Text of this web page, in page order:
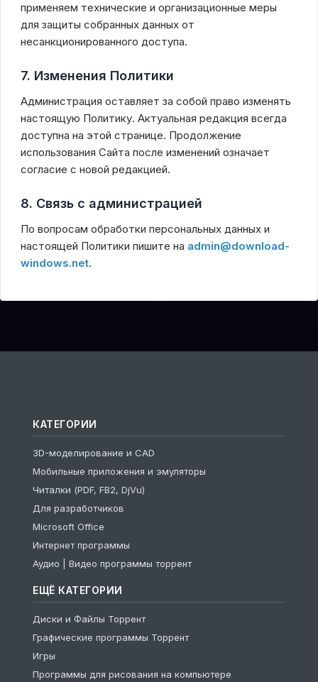
применяем технические и организационные меры
для защиты собранных данных от
несанкционированного доступа.
7. Изменения Политики
Администрация оставляет за собой право изменять
настоящую Политику. Актуальная редакция всегда
доступна на этой странице. Продолжение
использования Сайта после изменений означает
согласие с новой редакцией.
8. Связь с администрацией
По вопросам обработки персональных данных и
настоящей Политики пишите на admin@download-
windows.net.
КАТЕГОРИИ
3D-моделирование и CAD
Мобильные приложения и эмуляторы
Читалки (PDF, FB2, DjVu)
Для разработчиков
Microsoft Office
Интернет программы
Аудио | Видео программы торрент
ЕЩЁ КАТЕГОРИИ
Диски и Файлы Торрент
Графические программы Торрент
Игры
Программы для рисования на компьютере